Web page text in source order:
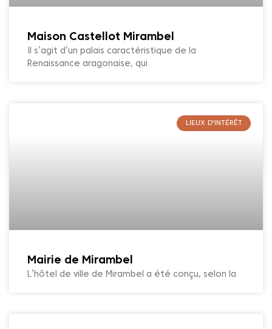
Maison Castellot Mirambel
Il s’agit d’un palais caractéristique de la
Renaissance aragonaise, qui
LIEUX D'INTÉRÊT
Mairie de Mirambel
L’hôtel de ville de Mirambel a été conçu, selon la